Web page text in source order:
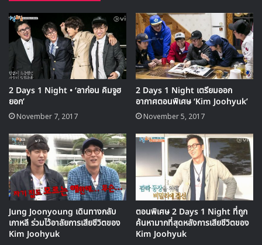
🎙GYUBIN ปลื้มเมืองไทยขนาดไหน? ถึงกลับมาถ่าย
MV เพลงใหม่ LIKE U 100 ที่กรุงเทพ
▶ คลิกดูสัมภาษณ์พิเศษ
ตำรวจได้รายงานว่า “รถ SUV ได้ชนท้ายรถซีดาน 4 ประตู บน
ถนนด้านหน้า I-PARK ย่านซัมซองดง เขตกังนัม อุบัติเหตุที่เกิด
ขึ้นทำให้รถ SUV พลิกคว่ำ และข้ามแนวกำแพงของอพารต์เม
นท์ I-PARK เข้าไปภายใน คนขับได้ถูกช่วยเหลือออกมาจากรถ
และถูกส่งตัวไปยังโรงพยาบาลในมหาวิทยาลัยคอนกุกในสภาพ
หมดสติ ซึ่งเจ้าหน้าที่พยายามให้ความช่วยเหลือด้วยการทำ CPR
แล้ว แต่ไม่สำเร็จ ซึ่งเค้าได้เสียชีวิตลงในเวลา 18.30 น.”
2 Days 1 Night • ‘ลาก่อน คิมจูฮ
ยอก’
November 7, 2017
2 Days 1 Night เตรียมออก
อากาศตอนพิเศษ ‘Kim Joohyuk’
November 5, 2017
Jung Joonyoung เดินทางกลับ
เกาหลี ร่วมไว้อาลัยการเสียชีวิตของ
Kim Joohyuk
ตอนพิเศษ 2 Days 1 Night ที่ถูก
ค้นหามากที่สุดหลังการเสียชีวิตของ
Kim Joohyuk